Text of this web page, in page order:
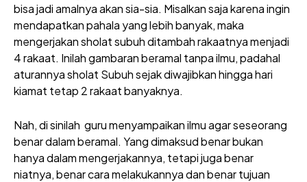
bisa jadi amalnya akan sia-sia. Misalkan saja karena ingin
mendapatkan pahala yang lebih banyak, maka
mengerjakan sholat subuh ditambah rakaatnya menjadi
4 rakaat. Inilah gambaran beramal tanpa ilmu, padahal
aturannya sholat Subuh sejak diwajibkan hingga hari
kiamat tetap 2 rakaat banyaknya.
Nah, di sinilah guru menyampaikan ilmu agar seseorang
benar dalam beramal. Yang dimaksud benar bukan
hanya dalam mengerjakannya, tetapi juga benar
niatnya, benar cara melakukannya dan benar tujuan